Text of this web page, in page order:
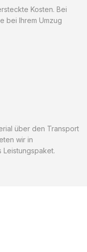
Kosten. Bei
bei Ihrem Umzug
über den Transport
wir in